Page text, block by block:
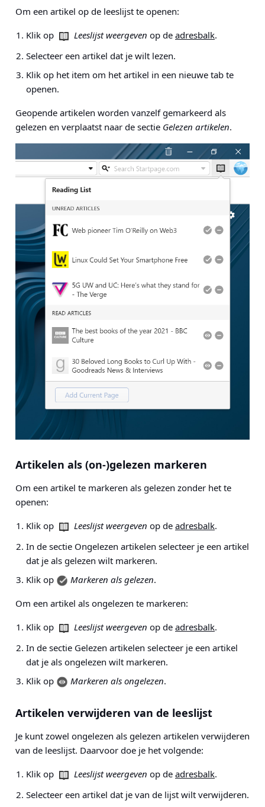
Om een artikel op de leeslijst te openen:
Klik op
Leeslijst weergeven op de adresbalk.
Selecteer een artikel dat je wilt lezen.
Klik op het item om het artikel in een nieuwe tab te
openen.
Geopende artikelen worden vanzelf gemarkeerd als
gelezen en verplaatst naar de sectie Gelezen artikelen.
Artikelen als (on-)gelezen markeren
Om een artikel te markeren als gelezen zonder het te
openen:
Klik op
Leeslijst weergeven op de adresbalk.
In de sectie Ongelezen artikelen selecteer je een artikel
dat je als gelezen wilt markeren.
Klik op
Markeren als gelezen.
Om een artikel als ongelezen te markeren:
Klik op
Leeslijst weergeven op de adresbalk.
In de sectie Gelezen artikelen selecteer je een artikel
dat je als ongelezen wilt markeren.
Klik op
Markeren als ongelezen.
Artikelen verwijderen van de leeslijst
Je kunt zowel ongelezen als gelezen artikelen verwijderen
van de leeslijst. Daarvoor doe je het volgende:
Klik op
Leeslijst weergeven op de adresbalk.
Selecteer een artikel dat je van de lijst wilt verwijderen.